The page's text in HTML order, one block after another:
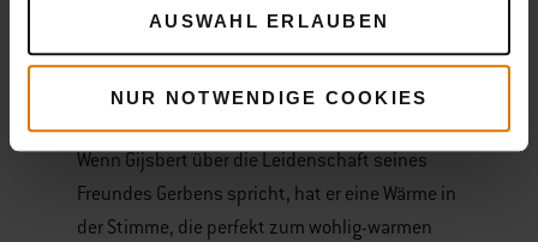
AUSWAHL ERLAUBEN
NUR NOTWENDIGE COOKIES
Wenn Gijsbert über die Leidenschaft seines
Freundes Gerbens spricht, hat er eine Wärme in
der Stimme, die perfekt zum wohlig-warmen